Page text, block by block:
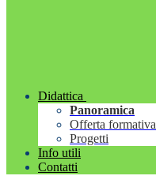
Didattica
Panoramica
Offerta formativa
Progetti
Info utili
Contatti